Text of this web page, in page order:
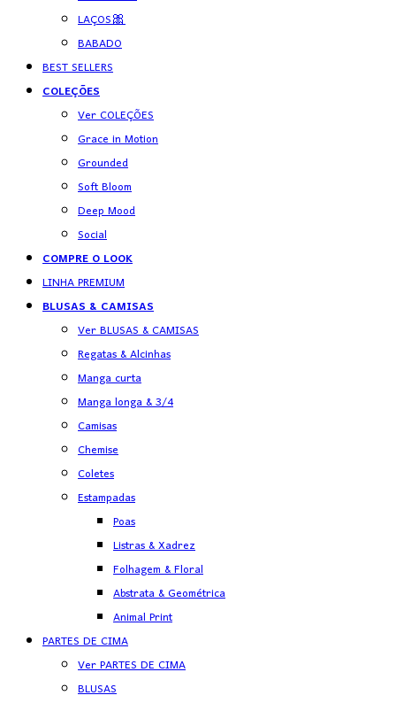
LAÇOS🎀
BABADO
BEST SELLERS
COLEÇÕES
Ver COLEÇÕES
Grace in Motion
Grounded
Soft Bloom
Deep Mood
Social
COMPRE O LOOK
LINHA PREMIUM
BLUSAS & CAMISAS
Ver BLUSAS & CAMISAS
Regatas & Alcinhas
Manga curta
Manga longa & 3/4
Camisas
Chemise
Coletes
Estampadas
Poas
Listras & Xadrez
Folhagem & Floral
Abstrata & Geométrica
Animal Print
PARTES DE CIMA
Ver PARTES DE CIMA
BLUSAS